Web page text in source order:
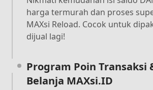
harga termurah dan proses
MAXsi Reload. Cocok untuk
dijual lagi!
Program Poin Transaksi
Belanja MAXsi.ID